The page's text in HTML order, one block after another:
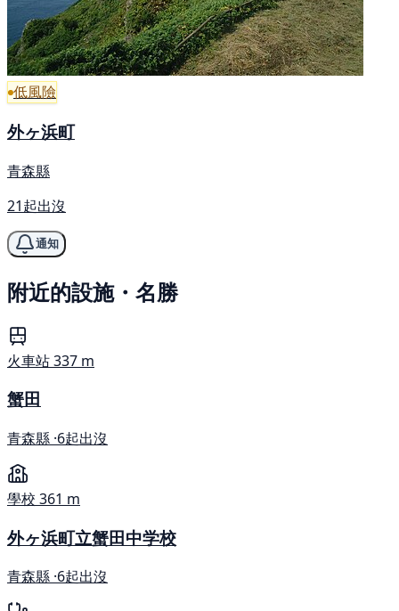
低風險
外ヶ浜町
青森縣
21起出沒
通知
附近的設施・名勝
火車站337 m
蟹田
青森縣 ·6起出沒
學校 361 m
外ヶ浜町立蟹田中学校
青森縣 ·6起出沒